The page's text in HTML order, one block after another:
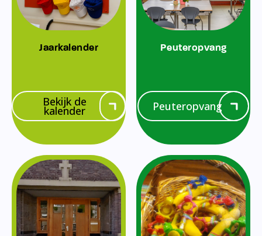
Jaarkalender
Bekijk de
kalender
Peuteropvang
Peuteropvang